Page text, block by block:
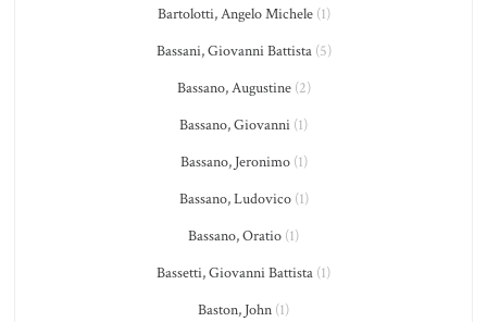
Bartolotti, Angelo Michele(1)
Bassani, Giovanni Battista(5)
Bassano, Augustine(2)
Bassano, Giovanni (1)
Bassano, Jeronimo(1)
Bassano, Ludovico(1)
Bassano, Oratio (1)
Bassetti, Giovanni Battista (1)
Baston, John (1)